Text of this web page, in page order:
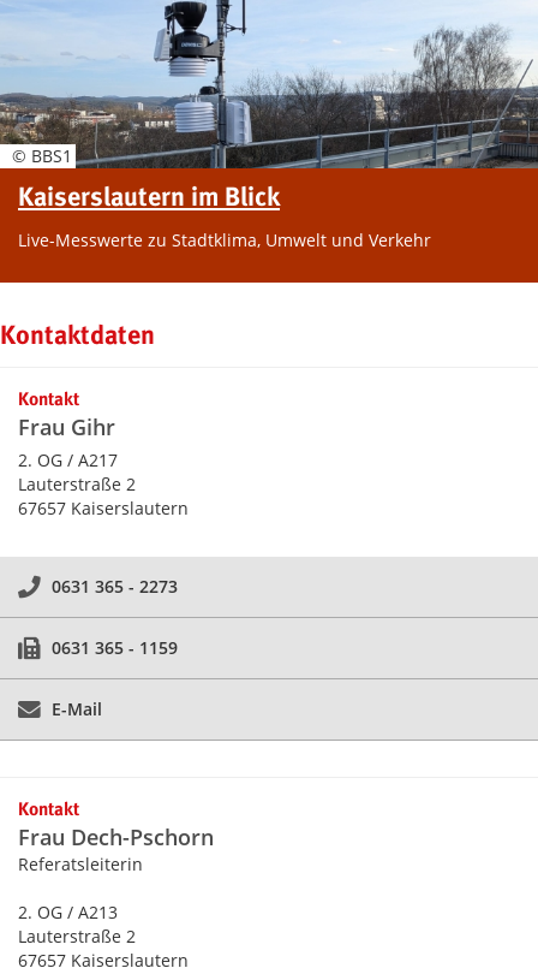
© BBS1
Kaiserslautern im Blick
Live-Messwerte zu Stadtklima, Umwelt und Verkehr
Kontaktdaten
Kontakt
Frau Gihr
2. OG / A217
Lauterstraße 2
67657 Kaiserslautern
0631 365 - 2273
0631 365 - 1159
E-Mail
Kontakt
Frau Dech-Pschorn
Referatsleiterin
2. OG / A213
Lauterstraße 2
67657 Kaiserslautern